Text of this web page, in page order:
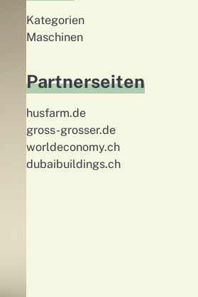
Kategorien
Maschinen
Partnerseiten
husfarm.de
gross-grosser.de
worldeconomy.ch
dubaibuildings.ch